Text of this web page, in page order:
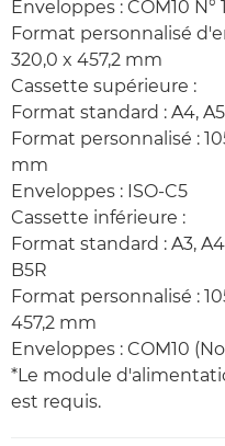
Enveloppes : COM10 N°
Format personnalisé
320,0 x 457,2 mm
Cassette supérieure :
Format standard : A4,
Format personnalisé :
mm
Enveloppes : ISO-C5
Cassette inférieure :
Format standard : A3,
B5R
Format personnalisé :
457,2 mm
Enveloppes : COM10
*Le module
est requis.